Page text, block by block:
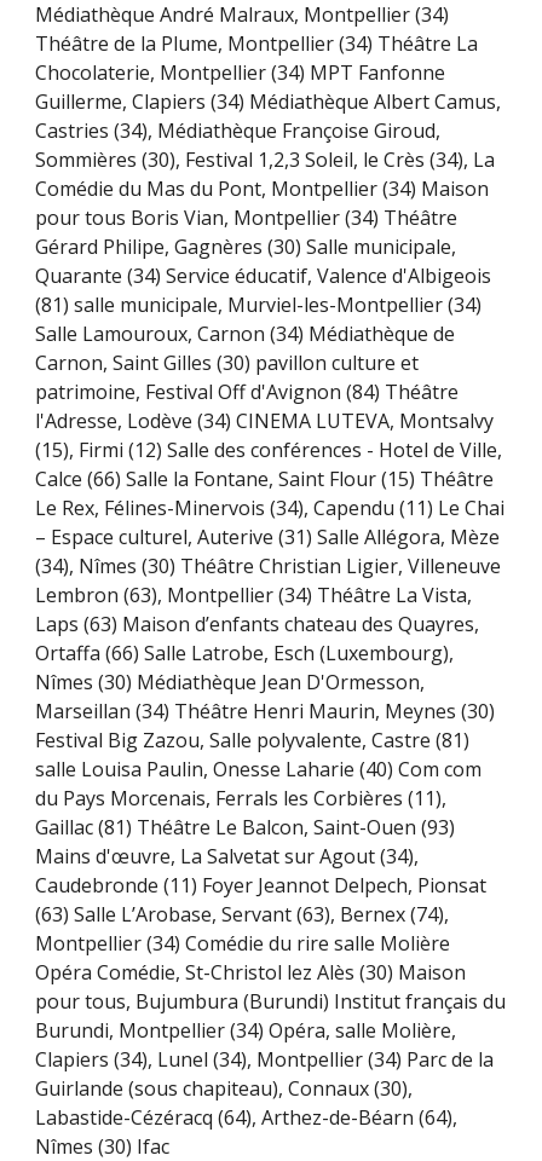
Médiathèque André Malraux, Montpellier (34)
Théâtre de la Plume, Montpellier (34) Théâtre La
Chocolaterie, Montpellier (34) MPT Fanfonne
Guillerme, Clapiers (34) Médiathèque Albert Camus,
Castries (34), Médiathèque Françoise Giroud,
Sommières (30), Festival 1,2,3 Soleil, le Crès (34), La
Comédie du Mas du Pont, Montpellier (34) Maison
pour tous Boris Vian, Montpellier (34) Théâtre
Gérard Philipe, Gagnères (30) Salle municipale,
Quarante (34) Service éducatif, Valence d'Albigeois
(81) salle municipale, Murviel-les-Montpellier (34)
Salle Lamouroux, Carnon (34) Médiathèque de
Carnon, Saint Gilles (30) pavillon culture et
patrimoine, Festival Off d'Avignon (84) Théâtre
l'Adresse, Lodève (34) CINEMA LUTEVA, Montsalvy
(15), Firmi (12) Salle des conférences - Hotel de Ville,
Calce (66) Salle la Fontane, Saint Flour (15) Théâtre
Le Rex, Félines-Minervois (34), Capendu (11) Le Chai
– Espace culturel, Auterive (31) Salle Allégora, Mèze
(34), Nîmes (30) Théâtre Christian Ligier, Villeneuve
Lembron (63), Montpellier (34) Théâtre La Vista,
Laps (63) Maison d’enfants chateau des Quayres,
Ortaffa (66) Salle Latrobe, Esch (Luxembourg),
Nîmes (30) Médiathèque Jean D'Ormesson,
Marseillan (34) Théâtre Henri Maurin, Meynes (30)
Festival Big Zazou, Salle polyvalente, Castre (81)
salle Louisa Paulin, Onesse Laharie (40) Com com
du Pays Morcenais, Ferrals les Corbières (11),
Gaillac (81) Théâtre Le Balcon, Saint-Ouen (93)
Mains d'œuvre, La Salvetat sur Agout (34),
Caudebronde (11) Foyer Jeannot Delpech, Pionsat
(63) Salle L’Arobase, Servant (63), Bernex (74),
Montpellier (34) Comédie du rire salle Molière
Opéra Comédie, St-Christol lez Alès (30) Maison
pour tous, Bujumbura (Burundi) Institut français du
Burundi, Montpellier (34) Opéra, salle Molière,
Clapiers (34), Lunel (34), Montpellier (34) Parc de la
Guirlande (sous chapiteau), Connaux (30),
Labastide-Cézéracq (64), Arthez-de-Béarn (64),
Nîmes (30) Ifac